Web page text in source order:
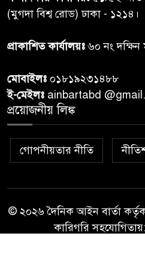
৮
উপহার
৯
২০
১০
(মুগদা বিশ্ব রোড) ঢাকা - ১২১৪।
প্রাকাশিত কার্যালয়ঃ৬০ নং দক্ষিন
মোবাইলঃ ০১৮১৯২৩১৪৮৮
ই-মেইলঃ ainbartabd
প্রয়োজনীয় লিঙ্ক
গোপনীয়তার নীতি
© ২০২৬ দৈনিক আইন বার্তা কর্তৃক
কারিগরি সহযোগিতায়: